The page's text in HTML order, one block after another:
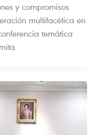
y compromisos
multifacética en
temática